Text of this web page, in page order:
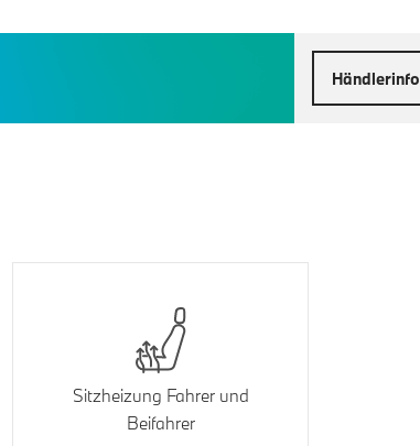
Händlerinfo
Sitzheizung Fahrer und
Beifahrer